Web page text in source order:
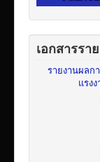
เอกสารรา
รายงานผลก
แรง